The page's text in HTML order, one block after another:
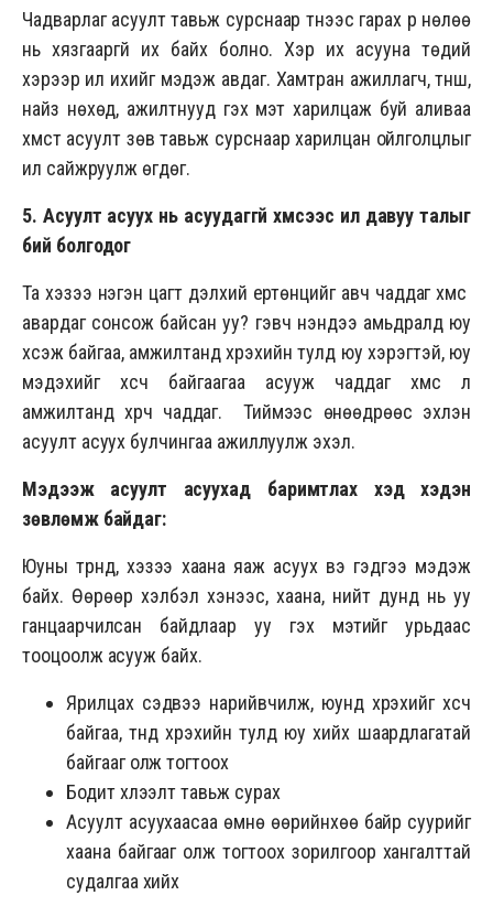
Чадварлаг асуулт тавьж сурснаар түүнээс гарах үр нөлөө
нь хязгааргүй их байх болно. Хэр их асууна төдий
хэрээр илүү ихийг мэдэж авдаг. Хамтран ажиллагч, түнш,
найз нөхөд, ажилтнууд гэх мэт харилцаж буй аливаа
хүмүүст асуулт зөв тавьж сурснаар харилцан ойлголцлыг
илүү сайжруулж өгдөг.
5. Асуулт асуух нь асуудаггүй хүмүүсээс илүү давуу талыг
бий болгодог
Та хэзээ нэгэн цагт дэлхий ертөнцийг авч чаддаг хүмүүс
авардаг сонсож байсан уу? гэвч үнэндээ амьдралд юу
хүсэж байгаа, амжилтанд хүрэхийн тулд юу хэрэгтэй, юу
мэдэхийг хүсч байгаагаа асууж чаддаг хүмүүс л
амжилтанд хүрч чаддаг. Тиймээс өнөөдрөөс эхлэн
асуулт асуух булчингаа ажиллуулж эхэл.
Мэдээж асуулт асуухад баримтлах хэд хэдэн
зөвлөмж байдаг:
Юуны түрүүнд, хэзээ хаана яаж асуух вэ гэдгээ мэдэж
байх. Өөрөөр хэлбэл хэнээс, хаана, нийт дунд нь уу
ганцаарчилсан байдлаар уу гэх мэтийг урьдаас
тооцоолж асууж байх.
Ярилцах сэдвээ нарийвчилж, юунд хүрэхийг хүсч
байгаа, түүнд хүрэхийн тулд юу хийх шаардлагатай
байгааг олж тогтоох
Бодит хүлээлт тавьж сурах
Асуулт асуухаасаа өмнө өөрийнхөө байр суурийг
хаана байгааг олж тогтоох зорилгоор хангалттай
судалгаа хийх